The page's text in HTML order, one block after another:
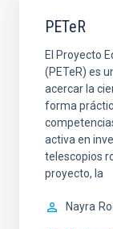
PETeR
El Proyecto
(PETeR) es
acercar la
forma
activa en
telescopios
proyecto, la
Nayra